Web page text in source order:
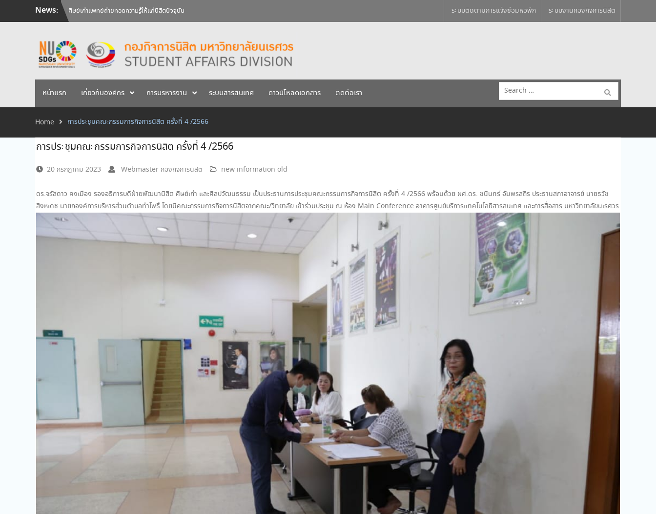
News:
วันคล้ายวันสถาปนามหาวิทยาลัยนเรศวร ครบรอบ 36 ปี 29 กรกฎาคม 2569
สัมภาษณ์นิสิตเพื่อพิจารณาเข้ารับทุนการศึกษามหาวิทยาลัยนเรศวร ประจำปีการศึกษา 256
ระบบติดตามการแจ้งซ่อมหอพัก ระบบงานกองกิจการนิสิต
หน้าแรก เกี่ยวกับองค์กร การบริหารงาน ระบบสารสนเทศ ดาวน์โหลดเอกสาร ติดต่อเรา
Search
for:
Home การประชุมคณะกรรมการกิจการนิสิต ครั้งที่ 4 /2566
การประชุมคณะกรรมการกิจการนิสิต ครั้งที่ 4 /2566
20 กรกฎาคม 2023 Webmaster กองกิจการนิสิต new information old
ดร.จรัสดาว คงเมือง รองอธิการบดีฝ่ายพัฒนานิสิต ศิษย์เก่า และศิลปวัฒนธรรม เป็นประธานการประชุมคณะกรรมการกิจการนิสิต ครั้งที่ 4 /2566 พร้อมด้วย ผศ.ดร. ชนินทร์ อัมพรสถิร ประธานสภาอาจารย์ นายธวัช
สิงหเดช นายกองค์การบริหารส่วนตำบลท่าโพธิ์ โดยมีคณะกรรมการกิจการนิสิตจากคณะ/วิทยาลัย เข้าร่วมประชุม ณ ห้อง Main Conference อาคารศูนย์บริการแทคโนโลยีสารสนเทศ และการสื่อสาร มหาวิทยาลัยนเรศวร